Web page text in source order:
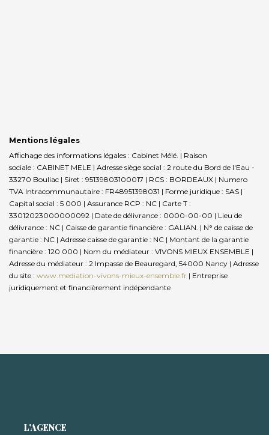
Mentions légales
Affichage des informations légales : Cabinet Mélé. | Raison
sociale : CABINET MELE | Adresse siège social : 2 route du Bord de l'Eau -
33270 Bouliac | Siret : 95139803100017 | RCS : BORDEAUX | Numero
TVA Intracommunautaire : FR48951398031 | Forme juridique : SAS |
Capital social : 5 000 | Assurance RCP : NC | Carte T :
33012023000000092 | Date de délivrance : 0000-00-00 | Lieu de
délivrance : NC | Caisse de garantie financière : GALIAN. | N° de caisse de
garantie : NC | Adresse caisse de garantie : NC | Montant de la garantie
financière : 120 000 | Nom du médiateur : VIVONS MIEUX ENSEMBLE |
Adresse du médiateur : 2 Impasse de Beauregard, 54000 Nancy | Adresse
du site : www.mediation-vivons-mieux-ensemble.fr | Entreprise
juridiquement et financièrement indépendante
L'AGENCE